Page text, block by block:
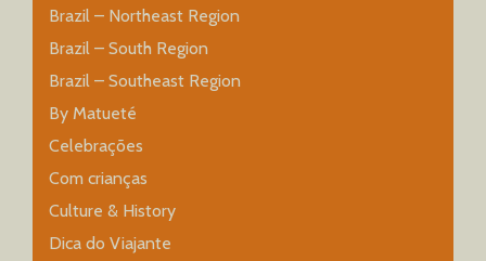
Brazil – Northeast Region
Brazil – South Region
Brazil – Southeast Region
By Matueté
Celebrações
Com crianças
Culture & History
Dica do Viajante